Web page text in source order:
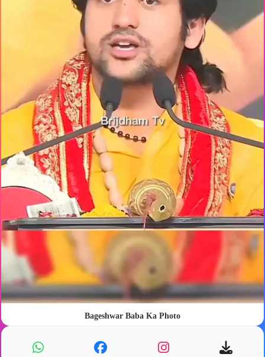
Bageshwar Baba Ka Photo